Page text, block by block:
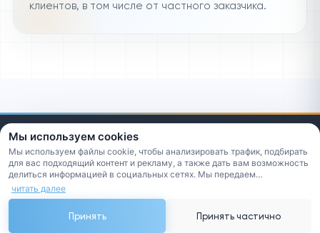
клиентов, в том числе от частного заказчика.
2026 © Все права защищены
БлогЧастые вопросы
О компании
Мы используем cookies
Мы используем файлы cookie, чтобы анализировать трафик, подбирать
для вас подходящий контент и рекламу, а также дать вам возможность
делиться информацией в социальных сетях. Мы передаем
информацию о ваших действиях на сайте в обезличенном виде нашим
партнерам: социальным сетям и компаниям, занимающимся рекламой
читать далее
Принять Принять частично